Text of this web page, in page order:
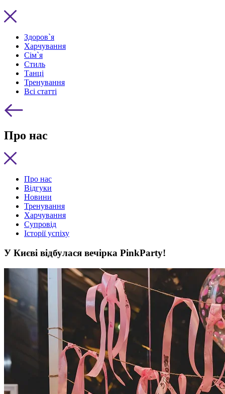
Здоров`я
Харчування
Сім`я
Стиль
Танці
Тренування
Всі статті
Про нас
Про нас
Відгуки
Новини
Тренування
Харчування
Супровід
Історії успіху
У Києві відбулася вечірка PinkParty!